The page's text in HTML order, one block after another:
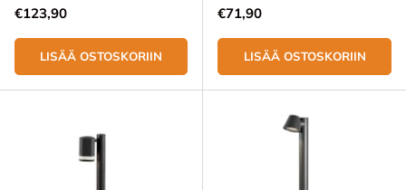
Normaali hinta
€123,90
LISÄÄ OSTOSKORIIN
Normaali hinta
€71,90
LISÄÄ OSTOSKORIIN